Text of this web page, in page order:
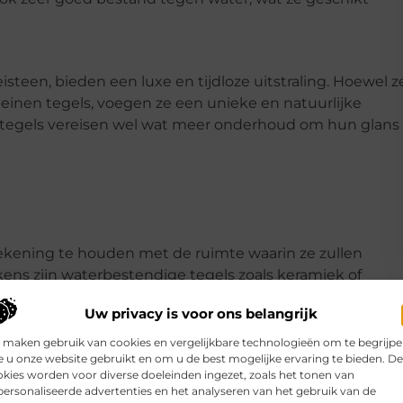
Uw privacy is voor ons belangrijk
maken gebruik van cookies en vergelijkbare technologieën om te
u onze website gebruikt en om u de best mogelijke ervaring te bieden.
worden voor diverse doeleinden ingezet, zoals het tonen van
advertenties en het analyseren van het gebruik van de
bieden een luxe en tijdloze uitstraling. Hoewel
tegels, voegen ze een unieke en natuurlijke
vereisen wel wat meer onderhoud om hun glans
te houden met de ruimte waarin ze zullen
zijn waterbestendige tegels zoals keramiek of
kun je kiezen voor een warmere
passen bij de rest van je interieur. Lichte kleuren